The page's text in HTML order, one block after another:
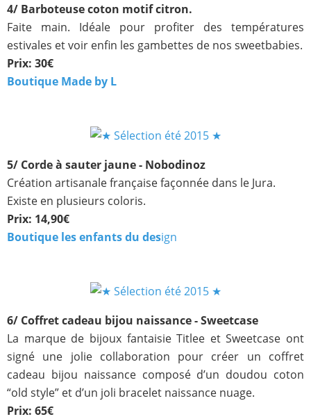
4/ Barboteuse coton motif citron.
Faite main. Idéale pour profiter des températures
estivales et voir enfin les gambettes de nos sweetbabies.
Prix: 30€
Boutique Made by L
5/ Corde à sauter jaune - Nobodinoz
Création artisanale française façonnée dans le Jura.
Existe en plusieurs coloris.
Prix: 14,90€
Boutique les enfants du design
6/ Coffret cadeau bijou naissance - Sweetcase
La marque de bijoux fantaisie Titlee et Sweetcase ont
signé une jolie collaboration pour créer un coffret
cadeau bijou naissance composé d’un doudou coton
“old style” et d’un joli bracelet naissance nuage.
Prix: 65€